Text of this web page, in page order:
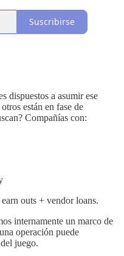
Suscribirse
dispuestos a asumir ese
están en fase de
Compañías con:
outs + vendor loans.
internamente un marco de
operación puede
juego.